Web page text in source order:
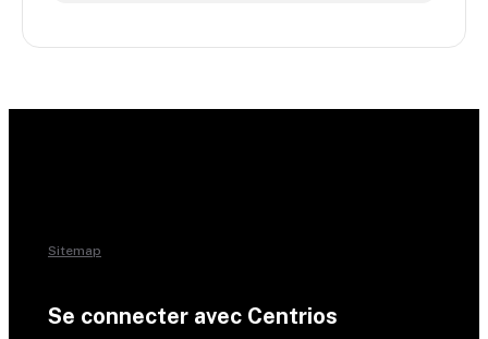
Sitemap
Se connecter avec Centrios